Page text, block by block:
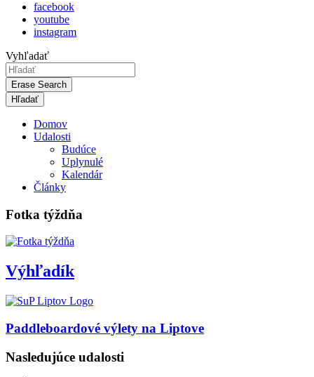
facebook
youtube
instagram
Vyhľadať
Erase Search
Domov
Udalosti
Budúce
Uplynulé
Kalendár
Články
Fotka týždňa
Výhľadík
Paddleboardové výlety na Liptove
Nasledujúce udalosti